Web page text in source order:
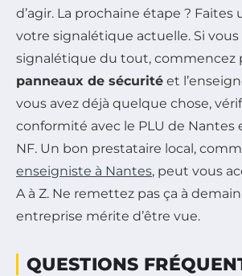
d’agir. La prochaine étape ? Faites
votre signalétique actuelle. Si vous
signalétique du tout, commencez
panneaux de sécurité et
vous avez déjà quelque chose,
conformité avec le PLU de Nantes
NF. Un bon prestataire local,
enseigniste à Nantes, peut vous
A à Z. Ne remettez pas ça à
entreprise mérite d’être vue.
QUESTIONS